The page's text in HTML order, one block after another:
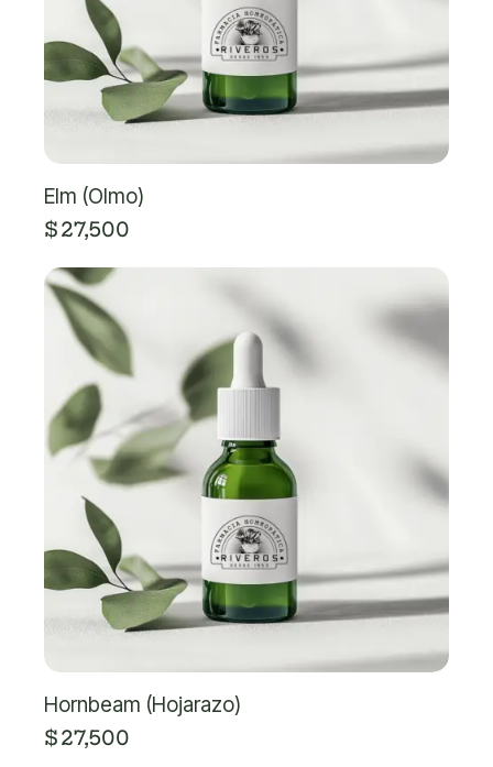
Elm (Olmo)
$27,500
Hornbeam (Hojarazo)
$27,500